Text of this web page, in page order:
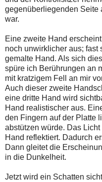
gegenüberliegenden Seite
war.
Eine zweite Hand
noch unwirklicher aus; fast
gemalte Hand. Als sich
spüre ich Berührungen an
mit kratzigem Fell an mir
Auch dieser zweite
eine dritte Hand wird
Hand realistischer aus.
den Fingern auf der Platte
abstützen würde. Das
Hand reflektiert. Dadurch
Dann gleitet die
in die Dunkelheit.
Jetzt wird ein Schatten